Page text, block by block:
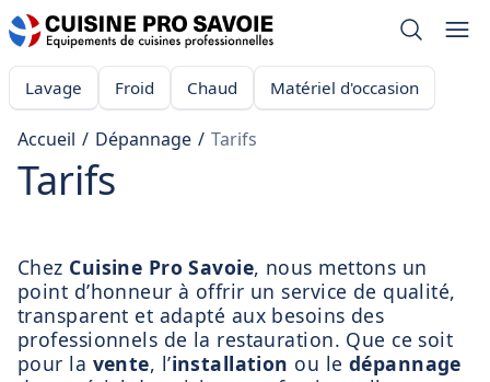
Lavage Froid Chaud Matériel d'occasion
Accueil / Dépannage / Tarifs
Tarifs
Chez Cuisine Pro Savoie, nous mettons un
point d’honneur à offrir un service de qualité,
transparent et adapté aux besoins des
professionnels de la restauration. Que ce soit
pour la vente, l’installation ou le dépannage